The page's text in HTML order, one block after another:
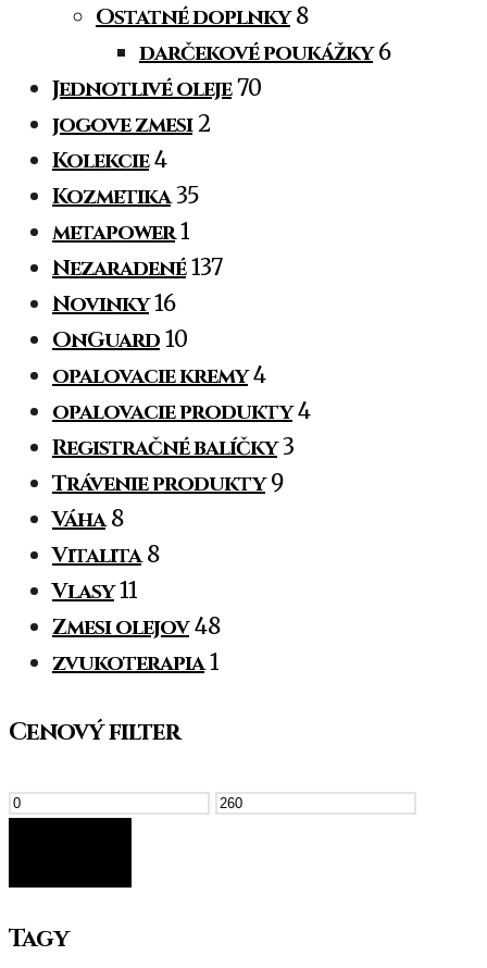
Ostatné doplnky 8
darčekové poukážky 6
Jednotlivé oleje 70
jogove zmesi 2
Kolekcie 4
Kozmetika 35
metapower 1
Nezaradené 137
Novinky 16
OnGuard 10
opalovacie kremy 4
opalovacie produkty 4
Registračné balíčky 3
Trávenie produkty 9
Váha 8
Vitalita 8
Vlasy 11
Zmesi olejov 48
zvukoterapia 1
Cenový filter
Tagy